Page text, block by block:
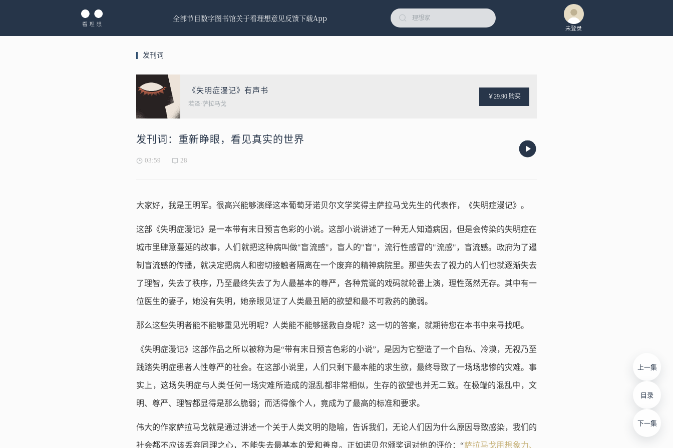
全部节目数字图书馆关于看理想意见反馈下载App
未登录
发刊词
《失明症漫记》有声书
若泽·萨拉马戈
￥29.90 购买
发刊词：重新睁眼，看见真实的世界
03:59 28
上一集
目录
下一集
大家好，我是王明军。很高兴能够演绎这本葡萄牙诺贝尔文学奖得主萨拉马戈先生的代表作，《失明症漫记》。
这部《失明症漫记》是一本带有末日预言色彩的小说。这部小说讲述了一种无人知道病因，但是会传染的失明症在
城市里肆意蔓延的故事，人们就把这种病叫做"盲流感"，盲人的"盲"，流行性感冒的"流感"，盲流感。政府为了遏
制盲流感的传播，就决定把病人和密切接触者隔离在一个废弃的精神病院里。那些失去了视力的人们也就逐渐失去
了理智，失去了秩序，乃至最终失去了为人最基本的尊严，各种荒诞的戏码就轮番上演，理性荡然无存。其中有一
位医生的妻子，她没有失明，她亲眼见证了人类最丑陋的欲望和最不可救药的脆弱。
那么这些失明者能不能够重见光明呢？人类能不能够拯救自身呢？这一切的答案，就期待您在本书中来寻找吧。
《失明症漫记》这部作品之所以被称为是“带有末日预言色彩的小说”，是因为它塑造了一个自私、冷漠，无视乃至
践踏失明症患者人性尊严的社会。 在这部小说里，人们只剩下最本能的求生欲，最终导致了一场场悲惨的灾难。事
实上，这场失明症与人类任何一场灾难所造成的混乱都非常相似，生存的欲望也并无二致。在极端的混乱中，文
明、尊严、理智都显得是那么脆弱；而活得像个人，竟成为了最高的标准和要求。
伟大的作家萨拉马戈就是通过讲述一个关于人类文明的隐喻，告诉我们， 无论人们因为什么原因导致感染，我们的
社会都不应该丢弃同理之心，不能失去最基本的爱和善良。 正如诺贝尔颁奖词对他的评价：“萨拉马戈用想象力、